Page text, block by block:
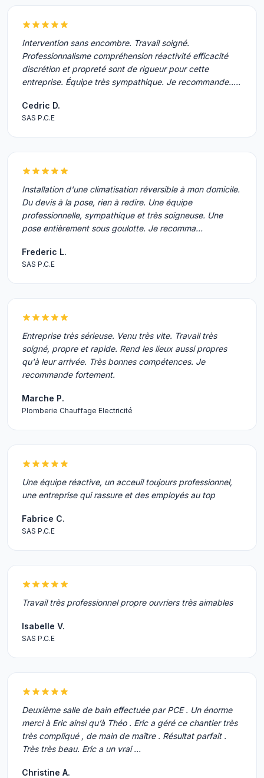
Intervention sans encombre. Travail soigné.
Professionnalisme compréhension réactivité efficacité
discrétion et propreté sont de rigueur pour cette
entreprise. Équipe très sympathique. Je recommande..…
Cedric D.
SAS P.C.E
Installation d'une climatisation réversible à mon domicile.
Du devis à la pose, rien à redire. Une équipe
professionnelle, sympathique et très soigneuse. Une
pose entièrement sous goulotte. Je recomma…
Frederic L.
SAS P.C.E
Entreprise très sérieuse. Venu très vite. Travail très
soigné, propre et rapide. Rend les lieux aussi propres
qu'à leur arrivée. Très bonnes compétences. Je
recommande fortement.
Marche P.
Plomberie Chauffage Electricité
Une équipe réactive, un acceuil toujours professionnel,
une entreprise qui rassure et des employés au top
Fabrice C.
SAS P.C.E
Travail très professionnel propre ouvriers très aimables
Isabelle V.
SAS P.C.E
Deuxième salle de bain effectuée par PCE . Un énorme
merci à Eric ainsi qu’à Théo . Eric a géré ce chantier très
très compliqué , de main de maître . Résultat parfait .
Très très beau. Eric a un vrai …
Christine A.